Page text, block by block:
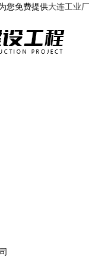
您免费提供大连工业